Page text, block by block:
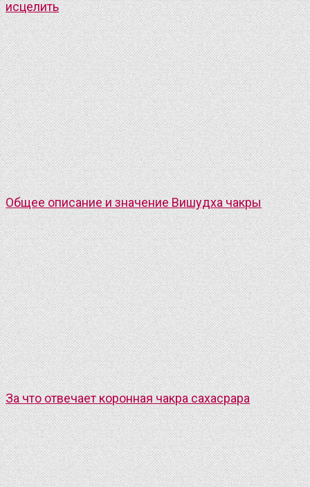
исцелить
Общее описание и значение Вишудха чакры
За что отвечает коронная чакра сахасрара